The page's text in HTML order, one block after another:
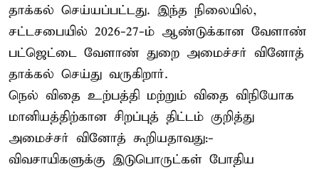
தாக்கல் செய்யப்பட்டது. இந்த நிலையில்,
சட்டசபையில் 2026-27-ம் ஆண்டுக்கான வேளாண்
பட்ஜெட்டை வேளாண் துறை அமைச்சர் வினோத்
தாக்கல் செய்து வருகிறார்.
நெல் விதை உற்பத்தி மற்றும் விதை விநியோக
மானியத்திற்கான சிறப்புத் திட்டம் குறித்து
அமைச்சர் வினோத் கூறியதாவது:-
விவசாயிகளுக்கு இடுபொருட்கள் போதிய